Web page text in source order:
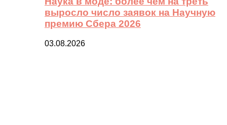
выросло число заявок на Научную
премию Сбера 2026
03.08.2026